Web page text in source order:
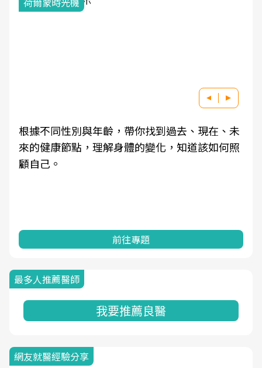
根據不同性別與年齡，帶你找到過去、現在、未
來的健康節點，理解身體的變化，知道該如何照
顧自己。
前往專題
最多人推薦醫師
我要推薦良醫
網友就醫經驗分享